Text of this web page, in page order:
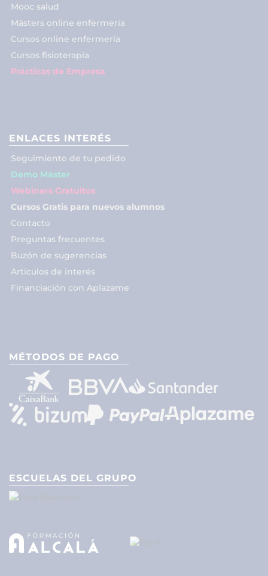
Mooc salud
Másters online enfermería
Cursos online enfermería
Cursos fisioterapia
Prácticas de Empresa
ENLACES INTERÉS
Seguimiento de tu pedido
Demo Máster
Webinars Gratuitos
Cursos Gratis para nuevos alumnos
Contacto
Preguntas frecuentes
Buzón de sugerencias
Artículos de interés
Financiación con Aplazame
MÉTODOS DE PAGO
ESCUELAS DEL GRUPO